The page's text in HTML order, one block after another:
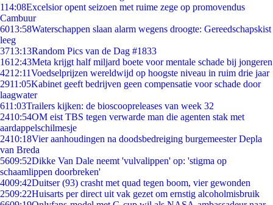
114:08Excelsior opent seizoen met ruime zege op promovendus
Cambuur
6013:58Waterschappen slaan alarm wegens droogte: Gereedschapskist
leeg
3713:13Random Pics van de Dag #1833
1612:43Meta krijgt half miljard boete voor mentale schade bij jongeren
4212:11Voedselprijzen wereldwijd op hoogste niveau in ruim drie jaar
2911:05Kabinet geeft bedrijven geen compensatie voor schade door
laagwater
611:03Trailers kijken: de bioscoopreleases van week 32
2410:54OM eist TBS tegen verwarde man die agenten stak met
aardappelschilmesje
2410:18Vier aanhoudingen na doodsbedreiging burgemeester Depla
van Breda
5609:52Dikke Van Dale neemt 'vulvalippen' op: 'stigma op
schaamlippen doorbreken'
4009:42Duitser (93) crasht met quad tegen boom, vier gewonden
2509:22Huisarts per direct uit vak gezet om ernstig alcoholmisbruik